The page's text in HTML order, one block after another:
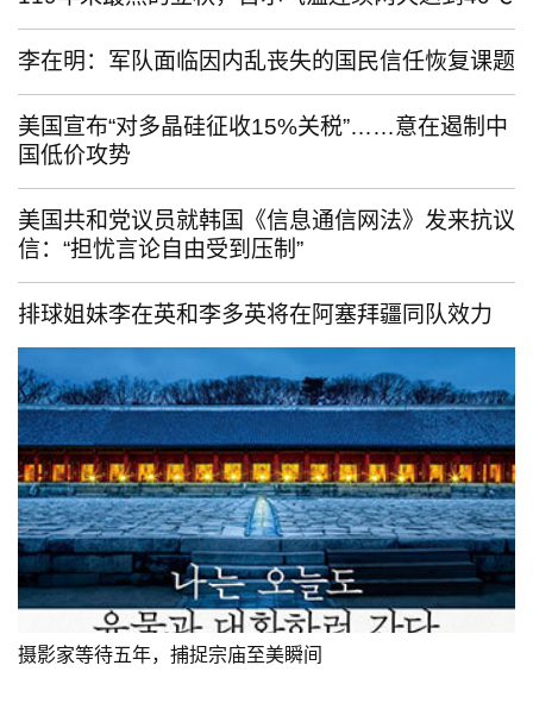
李在明：军队面临因内乱丧失的国民信任恢复课题
美国宣布“对多晶硅征收15%关税”……意在遏制中
国低价攻势
美国共和党议员就韩国《信息通信网法》发来抗议
信：“担忧言论自由受到压制”
排球姐妹李在英和李多英将在阿塞拜疆同队效力
摄影家等待五年，捕捉宗庙至美瞬间